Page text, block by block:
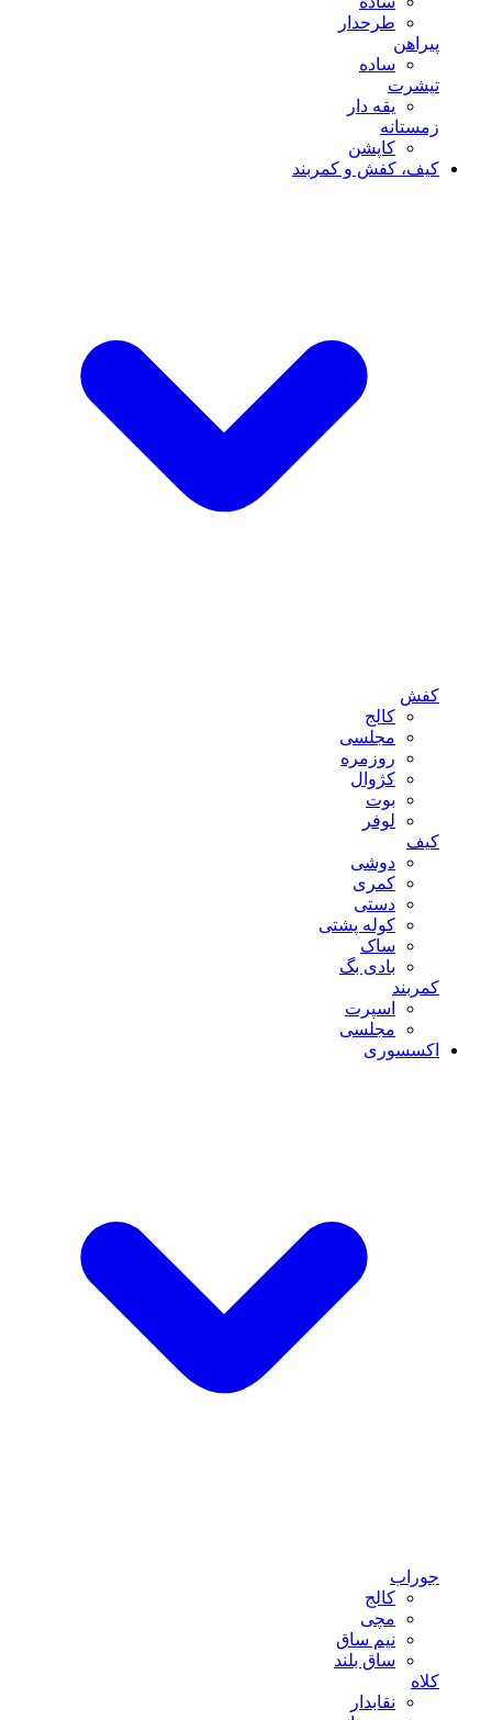
طرحدار
پیراهن
ساده
تیشرت
یقه دار
زمستانه
کاپشن
کیف، کفش و کمربند
کفش
کالج
مجلسی
روزمره
کژوال
بوت
لوفر
کیف
دوشی
کمری
دستی
کوله پشتی
ساک
بادی بگ
کمربند
اسپرت
مجلسی
اکسسوری
جوراب
کالج
مچی
نیم ساق
ساق بلند
کلاه
نقابدار